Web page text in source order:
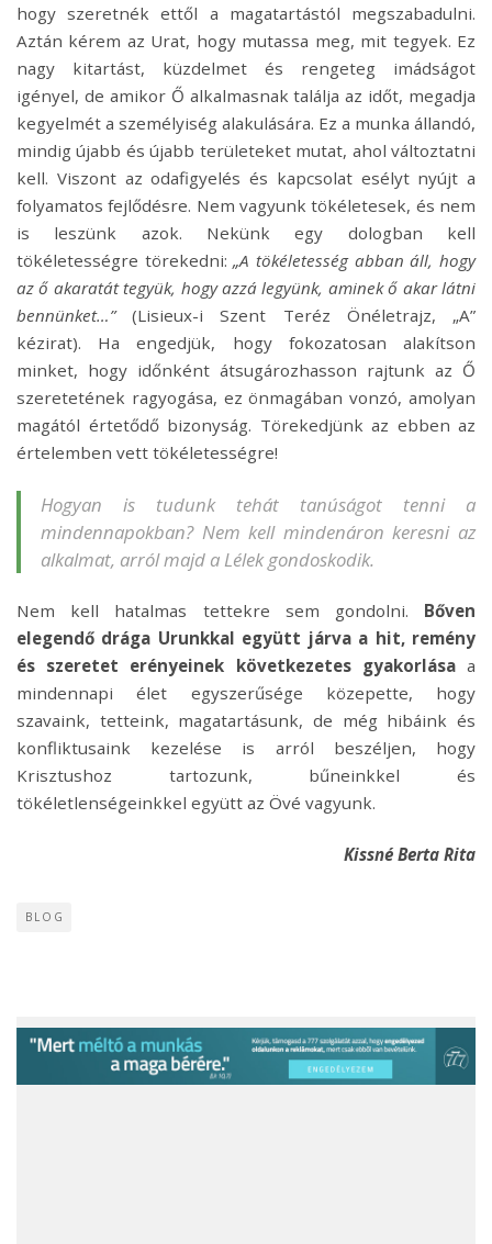
hogy szeretnék ettől a magatartástól megszabadulni.
Aztán kérem az Urat, hogy mutassa meg, mit tegyek. Ez
nagy kitartást, küzdelmet és rengeteg imádságot
igényel, de amikor Ő alkalmasnak találja az időt, megadja
kegyelmét a személyiség alakulására. Ez a munka állandó,
mindig újabb és újabb területeket mutat, ahol változtatni
kell. Viszont az odafigyelés és kapcsolat esélyt nyújt a
folyamatos fejlődésre. Nem vagyunk tökéletesek, és nem
is leszünk azok. Nekünk egy dologban kell
tökéletességre törekedni:„A tökéletesség abban áll, hogy
az ő akaratát tegyük, hogy azzá legyünk, aminek ő akar látni
bennünket…”(Lisieux-i Szent Teréz Önéletrajz, „A”
kézirat). Ha engedjük, hogy fokozatosan alakítson
minket, hogy időnként átsugározhasson rajtunk az Ő
szeretetének ragyogása, ez önmagában vonzó, amolyan
magától értetődő bizonyság. Törekedjünk az ebben az
értelemben vett tökéletességre!
Hogyan is tudunk tehát tanúságot tenni a
mindennapokban? Nem kell mindenáron keresni az
alkalmat, arról majd a Lélek gondoskodik.
Nem kell hatalmas tettekre sem gondolni. Bőven
elegendő drága Urunkkal együtt járva a hit, remény
és szeretet erényeinek következetes gyakorlásaa
mindennapi élet egyszerűsége közepette, hogy
szavaink, tetteink, magatartásunk, de még hibáink és
konfliktusaink kezelése is arról beszéljen, hogy
Krisztushoz tartozunk, bűneinkkel és
tökéletlenségeinkkel együtt az Övé vagyunk.
Kissné Berta Rita
BLOG